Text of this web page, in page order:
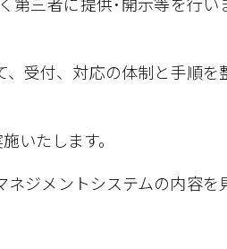
受付、対応の体制と手順を
いたします。
ジメントシステムの内容を